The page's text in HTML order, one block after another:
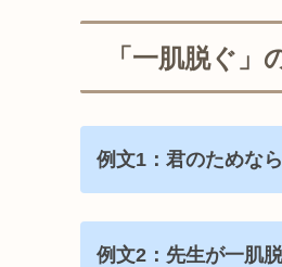
「一肌脱ぐ」
例文1：君のためな
例文2：先生が一肌